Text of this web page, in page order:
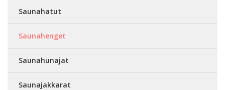
Saunahatut
Saunahenget
Saunahunajat
Saunajakkarat